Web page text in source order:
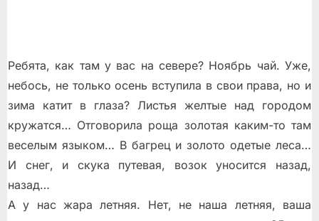
Ребята, как там у вас на севере? Ноябрь чай. Уже,
небось, не только осень вступила в свои права, но и
зима катит в глаза? Листья желтые над городом
кружатся… Отговорила роща золотая каким-то там
веселым языком… В багрец и золото одетые леса…
И снег, и скука путевая, возок уносится назад,
назад…
А у нас жара летняя. Нет, не наша летняя, ваша